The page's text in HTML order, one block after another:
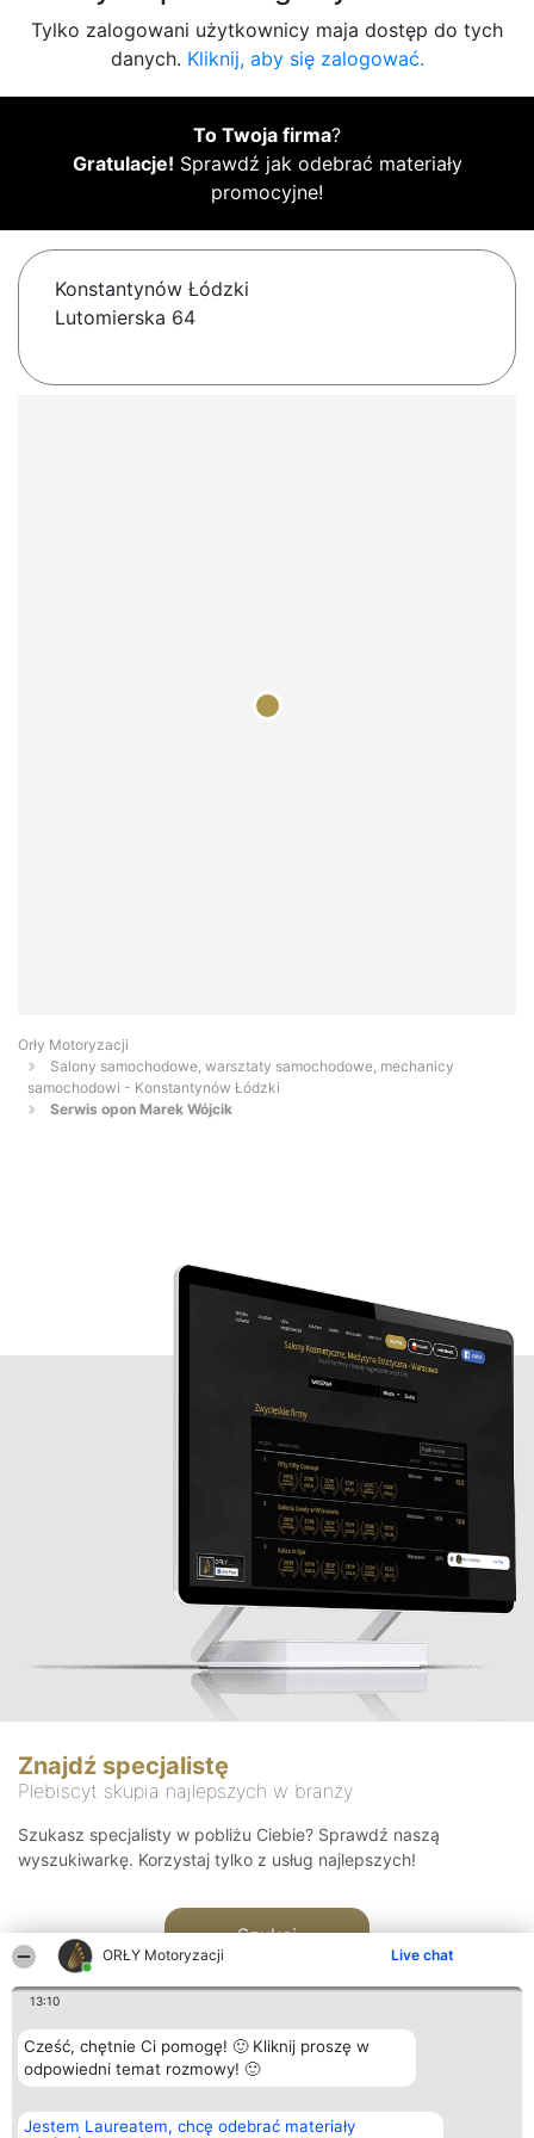
ORŁY Motoryzacji Live chat
13:10
Cześć, chętnie Ci pomogę! 🙂 Kliknij proszę w
odpowiedni temat rozmowy! 🙂
Jestem Laureatem, chcę odebrać materiały
Tylko zalogowani użytkownicy maja dostęp do tych
danych. Kliknij, aby się zalogować.
To Twoja firma?
Gratulacje! Sprawdź jak odebrać materiały
promocyjne!
Konstantynów Łódzki
Lutomierska 64
Orły Motoryzacji
Salony samochodowe, warsztaty samochodowe, mechanicy
samochodowi - Konstantynów Łódzki
Serwis opon Marek Wójcik
Znajdź specjalistę
Plebiscyt skupia najlepszych w branży
Szukasz specjalisty w pobliżu Ciebie? Sprawdź naszą
wyszukiwarkę. Korzystaj tylko z usług najlepszych!
Szukaj
Organizator plebiscytu
Bright Side Solutions sp. z o.
Plebiscyt
Laureaci
Kontakt
Kontakt